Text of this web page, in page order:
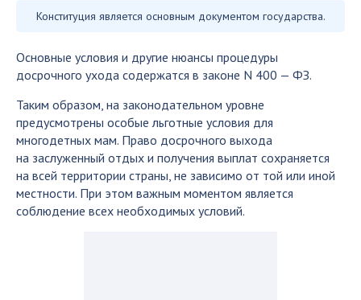
Конституция является основным документом государства.
Основные условия и другие нюансы процедуры
досрочного ухода содержатся в законе N 400 — ФЗ.
Таким образом, на законодательном уровне
предусмотрены особые льготные условия для
многодетных мам. Право досрочного выхода
на заслуженный отдых и получения выплат сохраняется
на всей территории страны, не зависимо от той или иной
местности. При этом важным моментом является
соблюдение всех необходимых условий.